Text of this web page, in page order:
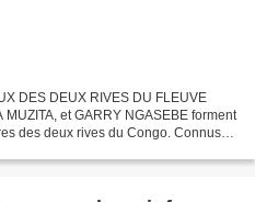
DES DEUX RIVES DU FLEUVE
et GARRY NGASEBE forment
des deux rives du Congo. Connus